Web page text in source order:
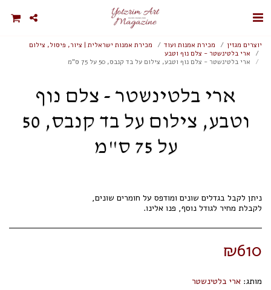
יוצרים מגזין מכירת אמנות ועוד
מכירת אמנות ישראלית | ציור, פיסול, צילום
ארי בלטינשטר - צלם נוף וטבע
ארי בלטינשטר - צלם נוף וטבע, צילום על בד קנבס, 50 על 75 ס"מ
ארי בלטינשטר - צלם נוף
וטבע, צילום על בד קנבס, 50
על 75 ס"מ
לקבלת מחיר לגודל נוסף, פנו אלינו.
₪610
מותג: ארי בלטינשטר